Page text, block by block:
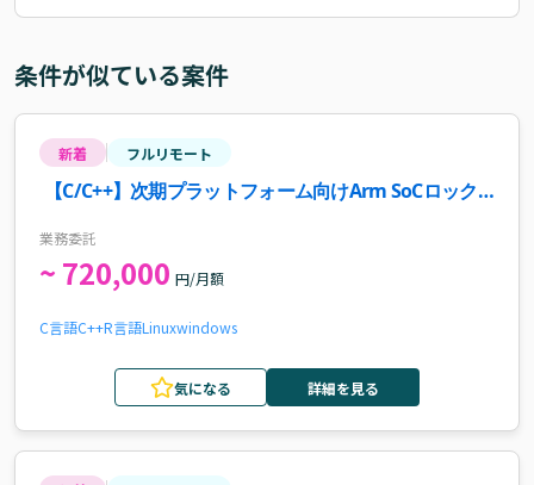
条件が似ている案件
新着 フルリモート
【C/C++】次期プラットフォーム向けArm SoCロック
業務委託
~ 720,000 円/月額
C言語C++R言語Linuxwindows
気になる 詳細を見る